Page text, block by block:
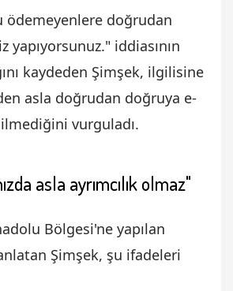
ödemeyenlere doğrudan
yapıyorsunuz." iddiasının
kaydeden Şimşek, ilgilisine
asla doğrudan doğruya e-
vurguladı.
asla ayrımcılık olmaz"
Bölgesi'ne yapılan
Şimşek, şu ifadeleri